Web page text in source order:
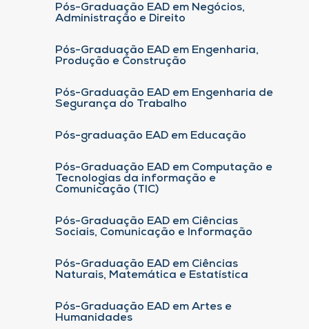
Pós-Graduação EAD em Negócios,
Administração e Direito
Pós-Graduação EAD em Engenharia,
Produção e Construção
Pós-Graduação EAD em Engenharia de
Segurança do Trabalho
Pós-graduação EAD em Educação
Pós-Graduação EAD em Computação e
Tecnologias da informação e
Comunicação (TIC)
Pós-Graduação EAD em Ciências
Sociais, Comunicação e Informação
Pós-Graduação EAD em Ciências
Naturais, Matemática e Estatística
Pós-Graduação EAD em Artes e
Humanidades